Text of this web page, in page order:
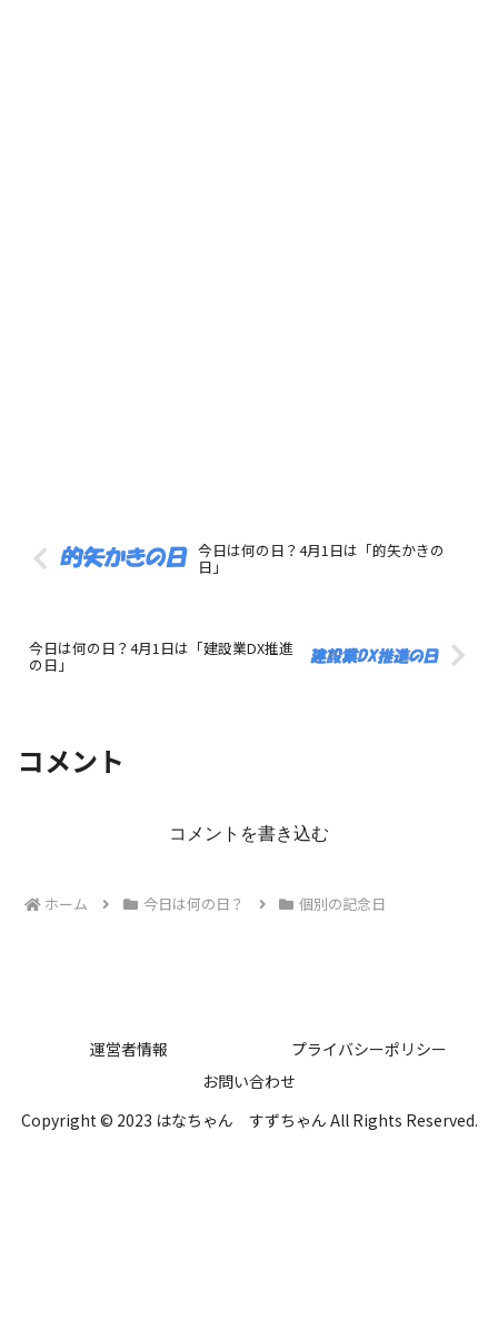
今日は何の日？4月1日は「的矢かきの
日」
今日は何の日？4月1日は「建設業DX推進
の日」
コメント
コメントを書き込む
ホーム 今日は何の日？ 個別の記念日
運営者情報
プライバシーポリシー
お問い合わせ
Copyright © 2023 はなちゃん すずちゃん All Rights Reserved.